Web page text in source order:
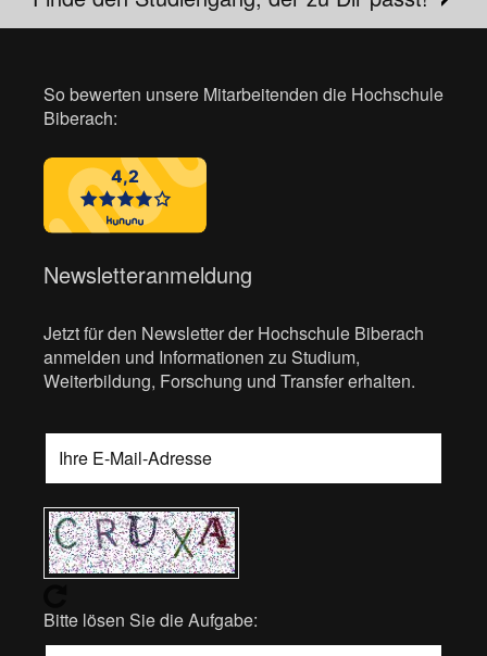
So bewerten unsere Mitarbeitenden die Hochschule
Biberach:
Newsletteranmeldung
Jetzt für den Newsletter der Hochschule Biberach
anmelden und Informationen zu Studium,
Weiterbildung, Forschung und Transfer erhalten.
Bitte lösen Sie die Aufgabe: